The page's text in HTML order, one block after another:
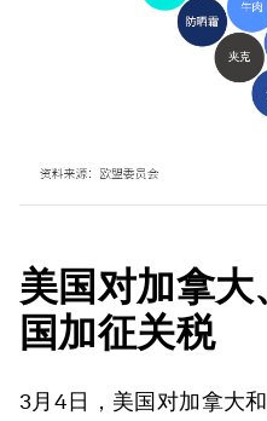
美国对加拿大
国加征关税
3月4日，美国对加拿大